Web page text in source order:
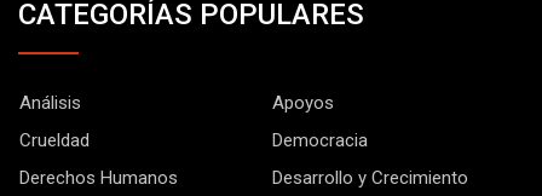
CATEGORÍAS POPULARES
Análisis
Apoyos
Crueldad
Democracia
Derechos Humanos
Desarrollo y Crecimiento